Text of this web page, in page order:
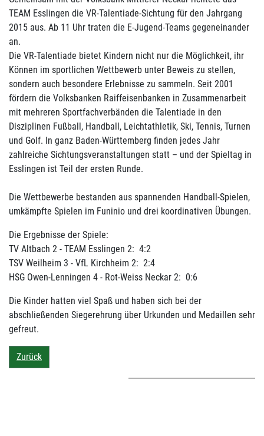
TEAM Esslingen die VR-Talentiade-Sichtung für den Jahrgang
2015 aus. Ab 11 Uhr traten die E-Jugend-Teams gegeneinander
an.
Die VR-Talentiade bietet Kindern nicht nur die Möglichkeit, ihr
Können im sportlichen Wettbewerb unter Beweis zu stellen,
sondern auch besondere Erlebnisse zu sammeln. Seit 2001
fördern die Volksbanken Raiffeisenbanken in Zusammenarbeit
mit mehreren Sportfachverbänden die Talentiade in den
Disziplinen Fußball, Handball, Leichtathletik, Ski, Tennis, Turnen
und Golf. In ganz Baden-Württemberg finden jedes Jahr
zahlreiche Sichtungsveranstaltungen statt – und der Spieltag in
Esslingen ist Teil der ersten Runde.
Die Wettbewerbe bestanden aus spannenden Handball-Spielen,
umkämpfte Spielen im Funinio und drei koordinativen Übungen.
Die Ergebnisse der Spiele:
TV Altbach 2 - TEAM Esslingen 2: 4:2
TSV Weilheim 3 - VfL Kirchheim 2: 2:4
HSG Owen-Lenningen 4 - Rot-Weiss Neckar 2: 0:6
Die Kinder hatten viel Spaß und haben sich bei der
abschließenden Siegerehrung über Urkunden und Medaillen sehr
gefreut.
Zurück